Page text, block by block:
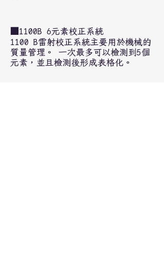
■1100B 6元素校正系統
1100 B雷射校正系統主要用於機械的
質量管理。 一次最多可以檢測到5個
元素，並且檢測後形成表格化。